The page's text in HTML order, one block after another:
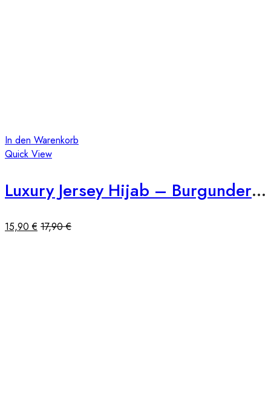
In den Warenkorb
Quick View
Luxury Jersey Hijab – Burgunderrot
15,90€ 17,90€